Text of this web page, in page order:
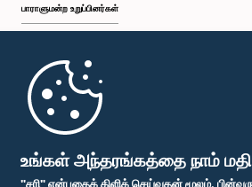
உங்கள் அந்தரங்கத்தை நாம்
"சரி" என்பதைக் கிளிக் செய்வதன் மூலம்,
பாராளுமன்ற உறுப்பினர்கள்
முதற்பக்கம்
பாராளுமன்ற கையடக்க செயலி